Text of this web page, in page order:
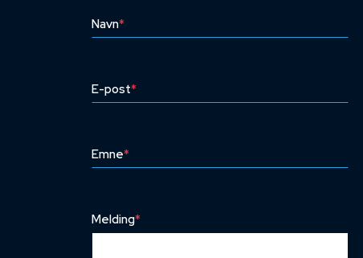
Navn*
E-post*
Emne*
Melding*